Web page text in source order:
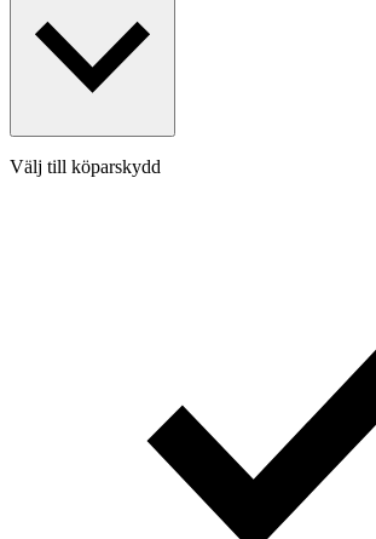
Välj till köparskydd